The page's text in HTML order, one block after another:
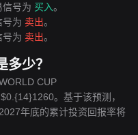
号为 买入。
号为 卖出。
号为 卖出。
少？
CUP
。基于该预测，
年底的累计投资回报率将